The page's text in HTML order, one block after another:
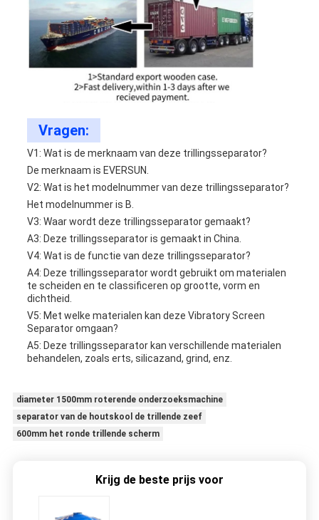
Vragen:
V1: Wat is de merknaam van deze trillingsseparator?
De merknaam is EVERSUN.
V2: Wat is het modelnummer van deze trillingsseparator?
Het modelnummer is B.
V3: Waar wordt deze trillingsseparator gemaakt?
A3: Deze trillingsseparator is gemaakt in China.
V4: Wat is de functie van deze trillingsseparator?
A4: Deze trillingsseparator wordt gebruikt om materialen
te scheiden en te classificeren op grootte, vorm en
dichtheid.
V5: Met welke materialen kan deze Vibratory Screen
Separator omgaan?
A5: Deze trillingsseparator kan verschillende materialen
behandelen, zoals erts, silicazand, grind, enz.
diameter 1500mm roterende onderzoeksmachine
separator van de houtskool de trillende zeef
600mm het ronde trillende scherm
Krijg de beste prijs voor